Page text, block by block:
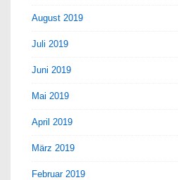
August 2019
Juli 2019
Juni 2019
Mai 2019
April 2019
März 2019
Februar 2019